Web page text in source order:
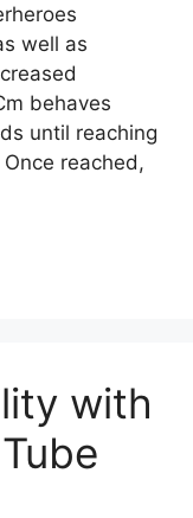
well as
behaves
until reaching
Once reached,
with